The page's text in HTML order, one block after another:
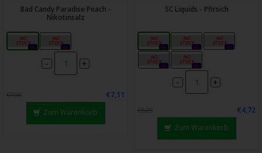
Bad Candy Paradise Peach -
Nikotinsalz
10mg
0x
20mg
0x
- +
€7,90
€7,11
Zum Warenkorb
SC Liquids - Pfirsich
0mg
0x
3mg
0x
6mg
0x
12mg
0x
18mg
0x
- +
€5,25
€4,72
Zum Warenkorb